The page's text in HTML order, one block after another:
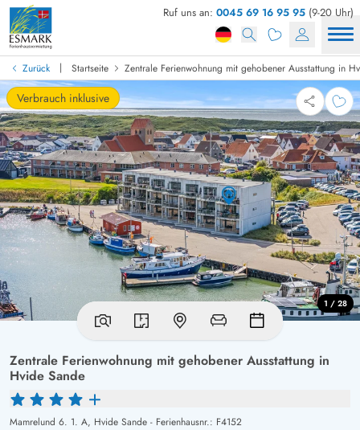
Ruf uns an: 0045 69 16 95 95 (9-20 Uhr)
Zurück | Startseite Zentrale Ferienwohnung mit gehobener Ausstattung in
Zentrale Ferienwohnung mit gehobener Ausstattung in
Hvide Sande
Mamrelund 6. 1. A, Hvide Sande - Ferienhausnr.: F4152
Verbrauch inklusive
1 / 28